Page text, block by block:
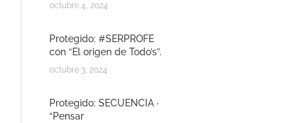
octubre 4, 2024
Protegido: #SERPROFE
con “El origen de Todo’s”.
octubre 3, 2024
Protegido: SECUENCIA ·
“Pensar